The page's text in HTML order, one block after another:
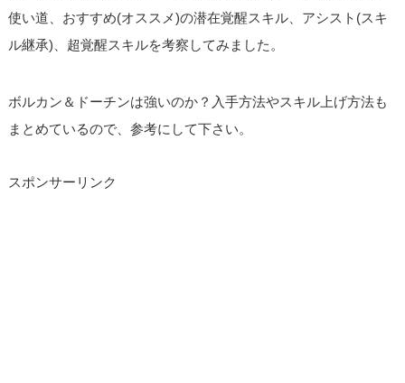
使い道、おすすめ(オススメ)の潜在覚醒スキル、アシスト(スキ
ル継承)、超覚醒スキルを考察してみました。
ボルカン＆ドーチンは強いのか？入手方法やスキル上げ方法も
まとめているので、参考にして下さい。
スポンサーリンク